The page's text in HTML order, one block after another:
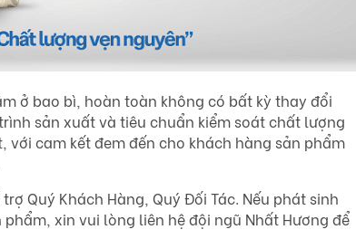
ở bao bì, hoàn toàn không có bất kỳ thay đổi
sản xuất và tiêu chuẩn kiểm soát chất lượng
cam kết đem đến cho khách hàng sản phẩm
Quý Khách Hàng, Quý Đối Tác. Nếu phát sinh
xin vui lòng liên hệ đội ngũ Nhất Hương để